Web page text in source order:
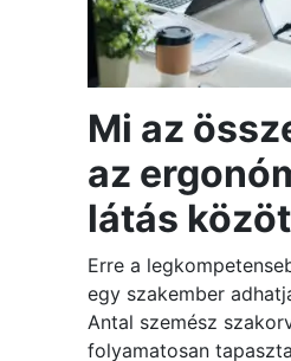
Mi az
az
látás
Erre a
egy szakember
Antal szemész
folyamatosan